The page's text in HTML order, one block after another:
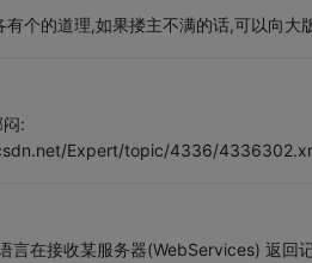
有个的道理,如果搂主不满的话,可以向大
:
Expert/topic/4336/
言在接收某服务器(WebServices) 返回